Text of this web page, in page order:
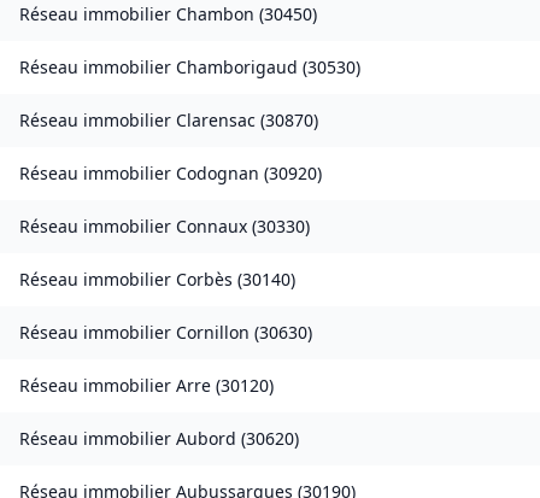
Réseau immobilier Chambon (30450)
Réseau immobilier Chamborigaud (30530)
Réseau immobilier Clarensac (30870)
Réseau immobilier Codognan (30920)
Réseau immobilier Connaux (30330)
Réseau immobilier Corbès (30140)
Réseau immobilier Cornillon (30630)
Réseau immobilier Arre (30120)
Réseau immobilier Aubord (30620)
Réseau immobilier Aubussargues (30190)